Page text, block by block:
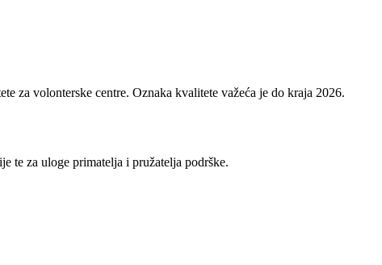
za volonterske centre. Oznaka kvalitete važeća je do kraja 2026.
te za uloge primatelja i pružatelja podrške.